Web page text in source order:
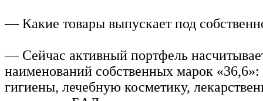
— Какие товары выпускает под
— Сейчас активный портфель
наименований собственных марок «36,6»:
гигиены, лечебную косметику,